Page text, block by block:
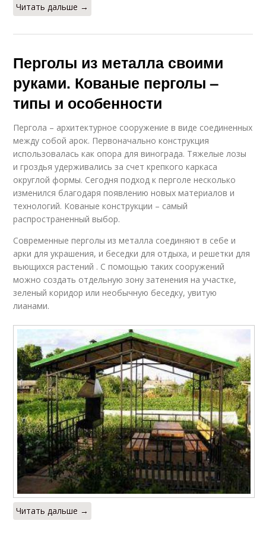
Читать дальше →
Перголы из металла своими
руками. Кованые перголы –
типы и особенности
Пергола – архитектурное сооружение в виде соединенных
между собой арок. Первоначально конструкция
использовалась как опора для винограда. Тяжелые лозы
и гроздья удерживались за счет крепкого каркаса
округлой формы. Сегодня подход к перголе несколько
изменился благодаря появлению новых материалов и
технологий. Кованые конструкции – самый
распространенный выбор.
Современные перголы из металла соединяют в себе и
арки для украшения, и беседки для отдыха, и решетки для
вьющихся растений . С помощью таких сооружений
можно создать отдельную зону затенения на участке,
зеленый коридор или необычную беседку, увитую
лианами.
Читать дальше →